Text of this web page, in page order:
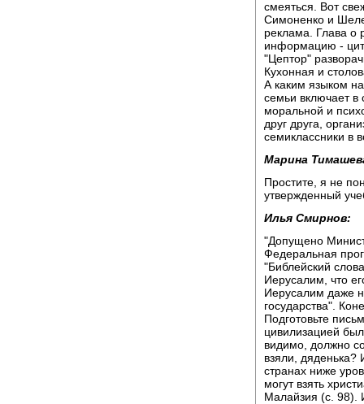
смеяться. Вот
Симоненко и
реклама. Глава о
информацию -
"Цептор"
Кухонная и
А каким языком
семьи включает в
моральной и
друг друга,
семиклассники в
Марина
Простите, я не
утвержденный
Илья Смирнов:
"Допущено
Федеральная
"Библейский
Иерусалим, что
Иерусалим даже
государства".
Подготовьте
цивилизацией
видимо, должно
взяли, дяденька?
странах ниже
могут взять
Малайзия (с. 98).